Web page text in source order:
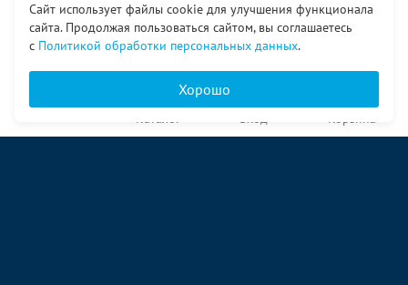
Сайт использует файлы cookie для улучшения функционала
сайта. Продолжая пользоваться сайтом, вы соглашаетесь
с Политикой обработки персональных данных.
Хорошо